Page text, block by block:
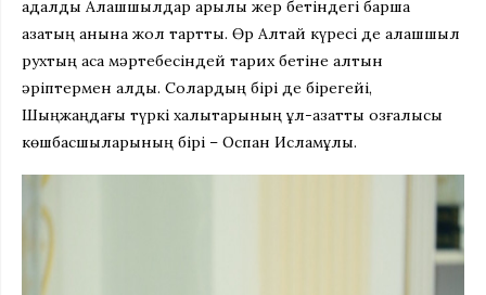
адалдық Алашшылдар арқылы жер бетіндегі барша
қазақтың қанына жол тартты. Өр Алтай күресі де алашшыл
рухтың асқақ мәртебесіндей тарих бетіне алтын
әріптермен қалды. Солардың бірі де бірегейі,
Шыңжаңдағы түркі халықтарының ұл-азаттық қозғалысы
көшбасшыларының бірі – Оспан Исламұлы.